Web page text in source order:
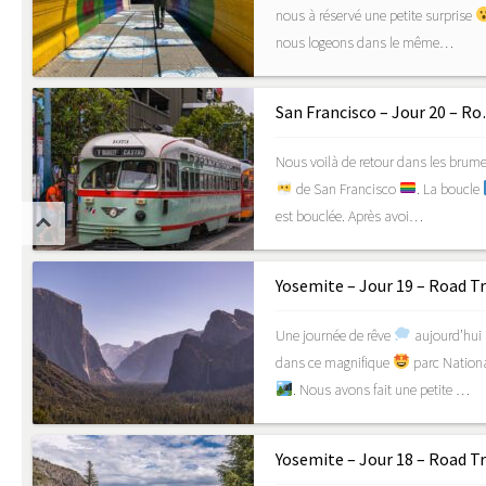
nous à réservé une petite surprise
nous logeons dans le même…
San
Nous voilà de retour dans les
de San Francisco
. La boucle
est bouclée. Après avoi…
Une journée de rêve
aujourd’hui
dans ce magnifique
parc
. Nous avons fait une petite …